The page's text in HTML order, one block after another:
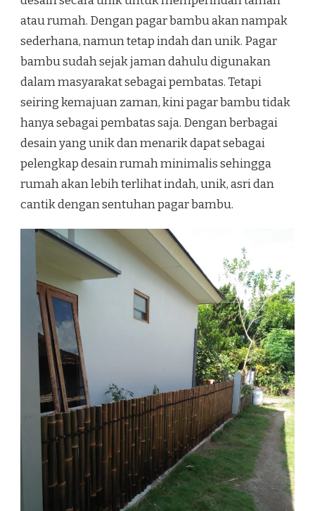
atau rumah. Dengan pagar bambu akan nampak
sederhana, namun tetap indah dan unik. Pagar
bambu sudah sejak jaman dahulu digunakan
dalam masyarakat sebagai pembatas. Tetapi
seiring kemajuan zaman, kini pagar bambu tidak
hanya sebagai pembatas saja. Dengan berbagai
desain yang unik dan menarik dapat sebagai
pelengkap desain rumah minimalis sehingga
rumah akan lebih terlihat indah, unik, asri dan
cantik dengan sentuhan pagar bambu.